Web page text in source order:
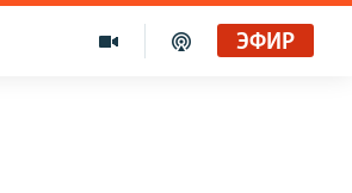
ЭФИР